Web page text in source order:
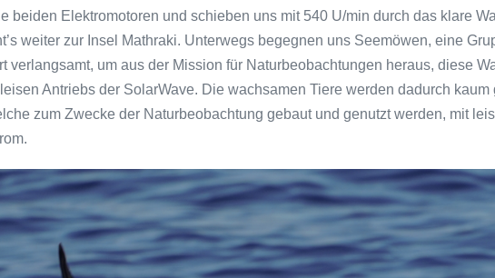
beiden Elektromotoren und schieben uns mit 540 U/min durch das klare
weiter zur Insel Mathraki. Unterwegs begegnen uns Seemöwen, eine
verlangsamt, um aus der Mission für Naturbeobachtungen heraus, diese
Antriebs der SolarWave. Die wachsamen Tiere werden dadurch
zum Zwecke der Naturbeobachtung gebaut und genutzt werden, mit